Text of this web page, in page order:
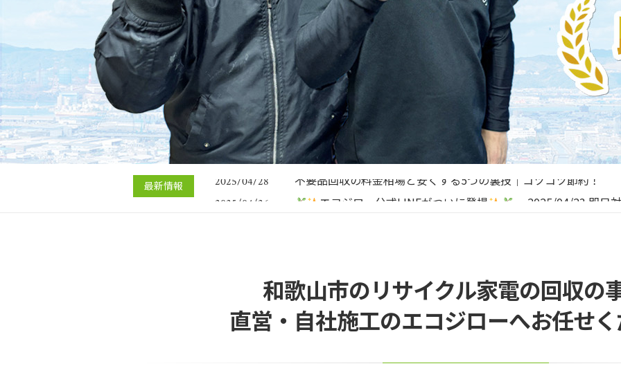
最新情報
2025/04/21 遺品整理と不用品回収の違いとは？
2025/04/28 不要品回収の料金相場と安くする5つの裏技｜コツコツ節約！
2025/04/26 エコジロー公式LINEがついに登場 2025/04/23即日
ときの対処法
和歌山市のリサイクル家電の回収の
直営・自社施工のエコジローへお任せ